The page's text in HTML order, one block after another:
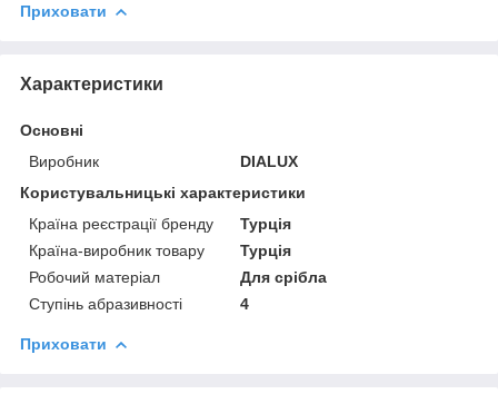
Приховати
Характеристики
Основні
Виробник
DIALUX
Користувальницькі характеристики
Країна реєстрації бренду
Турція
Країна-виробник товару
Турція
Робочий матеріал
Для срібла
Ступінь абразивності
4
Приховати